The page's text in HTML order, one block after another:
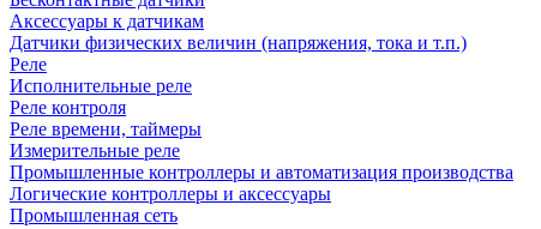
Аксессуары к датчикам
Датчики физических величин (напряжения, тока и т.п.)
Реле
Исполнительные реле
Реле контроля
Реле времени, таймеры
Измерительные реле
Промышленные контроллеры и автоматизация производства
Логические контроллеры и аксессуары
Промышленная сеть